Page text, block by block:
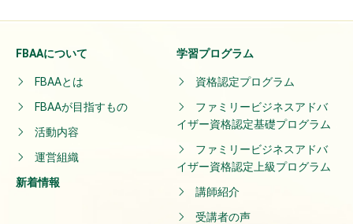
FBAAについて
FBAAとは
FBAAが目指すもの
活動内容
運営組織
新着情報
学習プログラム
資格認定プログラム
ファミリービジネスアドバ
イザー資格認定基礎プログラム
ファミリービジネスアドバ
イザー資格認定上級プログラム
講師紹介
受講者の声